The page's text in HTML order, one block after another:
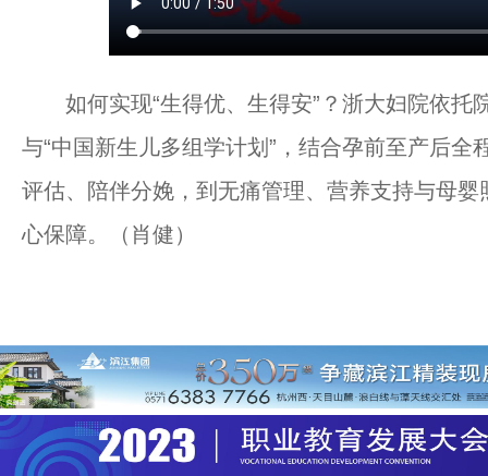
如何实现“生得优、生得安”？浙大妇院依托
与“中国新生儿多组学计划”，结合孕前至产后
评估、陪伴分娩，到无痛管理、营养支持与母
心保障。（肖健）